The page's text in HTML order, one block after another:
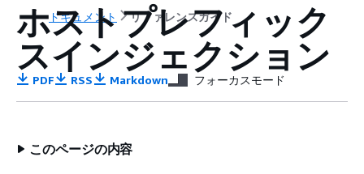
ドキュメント リファレンスガイド
ホストプレフィック
スインジェクション
PDF RSS Markdown フォーカスモード
このページの内容